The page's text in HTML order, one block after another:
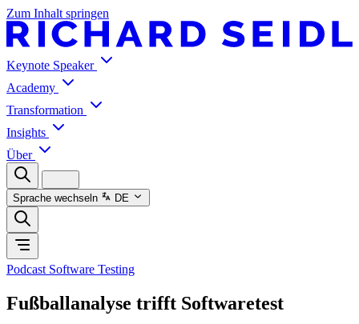
Zum Inhalt springen
Keynote Speaker
Academy
Transformation
Insights
Über
Sprache wechseln DE
Podcast Software Testing
Fußballanalyse trifft Softwaretest